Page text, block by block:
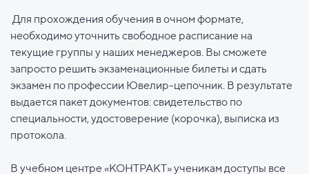
Для прохождения обучения в очном формате,
необходимо уточнить свободное расписание на
текущие группы у наших менеджеров. Вы сможете
запросто решить экзаменационные билеты и сдать
экзамен по профессии Ювелир-цепочник. В результате
выдается пакет документов: свидетельство по
специальности, удостоверение (корочка), выписка из
протокола.
В учебном центре «КОНТРАКТ» ученикам доступы все